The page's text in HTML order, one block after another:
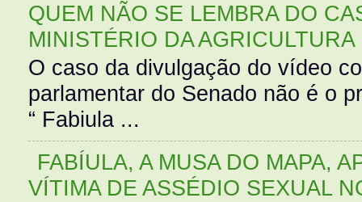
QUEM NÃO SE LEMBRA DO
MINISTÉRIO DA AGRICULTURA
O caso da divulgação do vídeo
parlamentar do Senado não é o
“ Fabiula ...
FABÍULA, A MUSA DO MAPA,
VÍTIMA DE ASSÉDIO SEXUAL